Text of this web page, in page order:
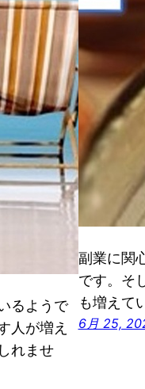
るようで
人が増え
れませ
副業に関
です。そ
も増えて
6月 25,